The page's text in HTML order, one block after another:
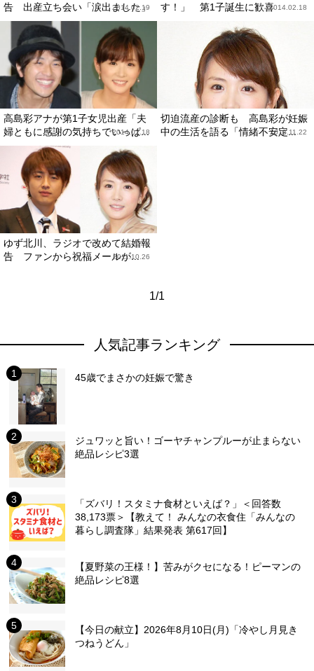
告 出産立ち会い「涙出ました」
2014.02.19
す！」 第1子誕生に歓喜2014.02.18
高島彩アナが第1子女児出産「夫
婦ともに感謝の気持ちでいっぱ...
2014.02.18
切迫流産の診断も 高島彩が妊娠
中の生活を語る「情緒不安定...
2013.11.22
ゆず北川、ラジオで改めて結婚報
告 ファンから祝福メールが...
2011.10.26
1/1
人気記事ランキング
45歳でまさかの妊娠で驚き
ジュワッと旨い！ゴーヤチャンプルーが止まらない
絶品レシピ3選
「ズバリ！スタミナ食材といえば？」＜回答数
38,173票＞【教えて！ みんなの衣食住「みんなの
暮らし調査隊」結果発表 第617回】
【夏野菜の王様！】苦みがクセになる！ピーマンの
絶品レシピ8選
【今日の献立】2026年8月10日(月)「冷やし月見き
つねうどん」